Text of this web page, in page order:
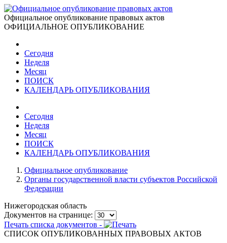
Официальное опубликование правовых актов
ОФИЦИАЛЬНОЕ ОПУБЛИКОВАНИЕ
Сегодня
Неделя
Месяц
ПОИСК
КАЛЕНДАРЬ ОПУБЛИКОВАНИЯ
Сегодня
Неделя
Месяц
ПОИСК
КАЛЕНДАРЬ ОПУБЛИКОВАНИЯ
Официальное опубликование
Органы государственной власти субъектов Российской
Федерации
Нижегородская область
Документов на странице:
Печать списка документов -
СПИСОК ОПУБЛИКОВАННЫХ ПРАВОВЫХ АКТОВ